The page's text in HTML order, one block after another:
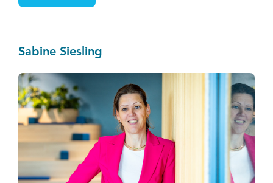
Sabine Siesling